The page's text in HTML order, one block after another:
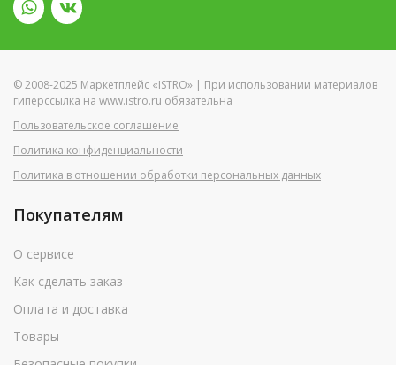
© 2008-2025 Маркетплейс «ISTRO» | При использовании материалов
гиперссылка на www.istro.ru обязательна
Пользовательское соглашение
Политика конфиденциальности
Политика в отношении обработки персональных данных
Покупателям
О сервисе
Как сделать заказ
Оплата и доставка
Товары